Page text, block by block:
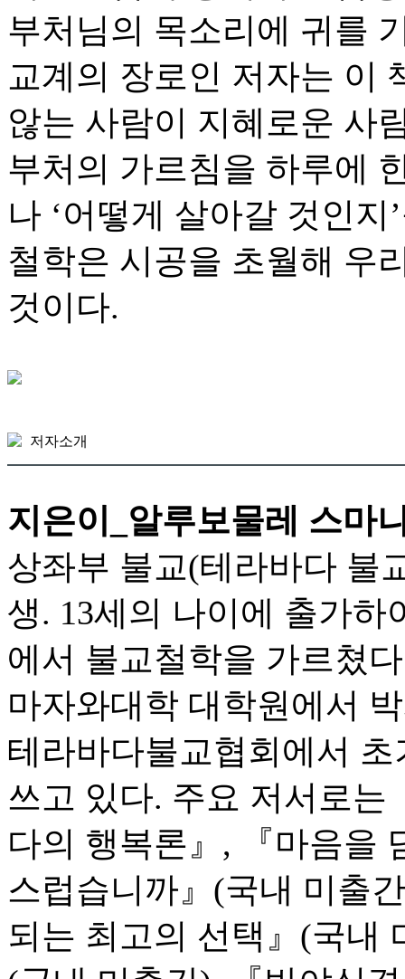
부처님의 목소리에 귀를
교계의 장로인 저자는 이
않는 사람이 지혜로운 사
부처의 가르침을 하루에
나 ‘어떻게 살아갈 것인
철학은 시공을 초월해 우
것이다.
저자소개
지은이_알루보물레 스마
상좌부 불교(테라바다 불
생. 13세의 나이에 출가
에서 불교철학을 가르쳤
마자와대학 대학원에서
테라바다불교협회에서
쓰고 있다. 주요 저서로는
다의 행복론』, 『마음을
스럽습니까』(국내 미출
되는 최고의 선택』(국내